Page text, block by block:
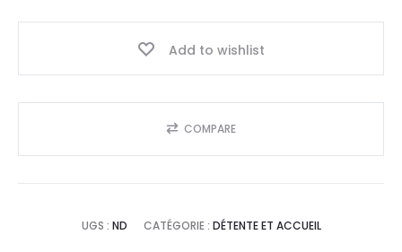
Add to wishlist
COMPARE
UGS : ND CATÉGORIE : DÉTENTE ET ACCUEIL